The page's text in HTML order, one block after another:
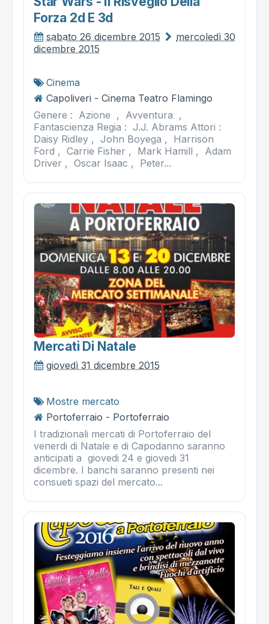
Forza 2d E 3d
sabato 26 dicembre 2015
mercoledì 30
dicembre 2015
Cinema
Capoliveri - Cinema Teatro Flamingo
Genere : Azione , Avventura ,
Fantascienza Regia : J.J. Abrams Attori :
Daisy Ridley , John Boyega , Harrison
Ford , Carrie Fisher , Mark Hamill , Adam
Driver , Oscar Isaac , Peter...
Mercati Di Natale
giovedì 31 dicembre 2015
Mostre mercato
Portoferraio - Portoferraio
I tradizionali mercati di Portoferraio del
venerdi di Natale e di Capodanno saranno
anticipati a giovedi 24 e giovedi 31
dicembre. I banchi saranno presenti nei
consueti spazi del mercato...